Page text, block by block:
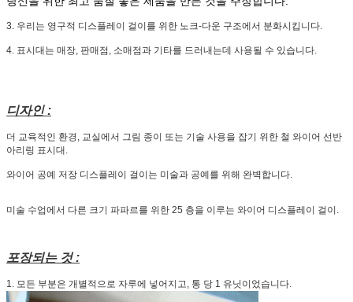
3. 우리는 영구적 디스플레이 걸이를 위한 노크-다운 구조에서 분화시킵니다.
4. 표시대는 매장, 판매점, 소매점과 기타를 드러내는데 사용될 수 있습니다.
디자인 :
더 교육적인 환경, 교실에서 그림 종이 또는 기술 사용을 잡기 위한 철 와이어 선반
아리링 표시대.
와이어 공예 저장 디스플레이 걸이는 미술과 공예를 위해 완벽합니다.
미술 수업에서 다른 크기 파파르를 위한 25 층을 이루는 와이어 디스플레이 걸이.
포장되는 것 :
1. 모든 부분은 개별적으로 자루에 넣어지고, 통 당 1 유닛이었습니다.